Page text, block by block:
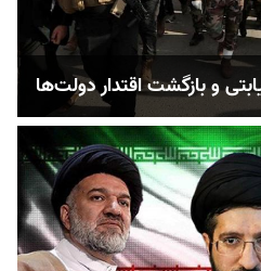
و بازگشت اقتدار دولت‌ها